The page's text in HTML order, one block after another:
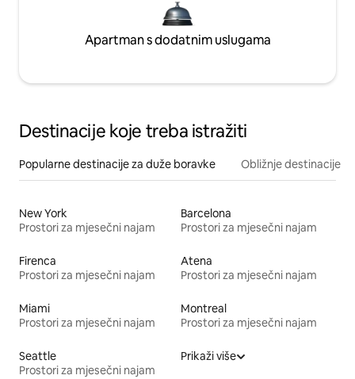
Apartman s dodatnim uslugama
Destinacije koje treba istražiti
Popularne destinacije za duže boravke Obližnje destinacije
New York
Prostori za mjesečni najam
Barcelona
Prostori za mjesečni najam
Firenca
Prostori za mjesečni najam
Atena
Prostori za mjesečni najam
Miami
Prostori za mjesečni najam
Montreal
Prostori za mjesečni najam
Seattle
Prostori za mjesečni najam
Prikaži više